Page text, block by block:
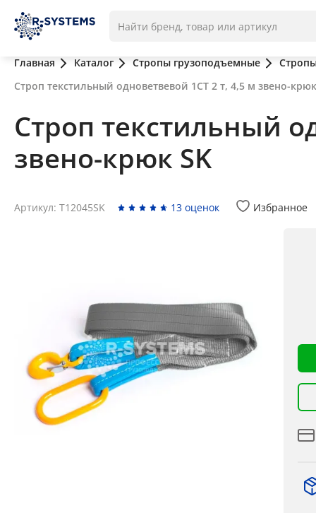
Главная Каталог Стропы грузоподъемные
Строп текстильный одноветвевой 1СТ 2 т, 4,5 м звено-
Строп текстильный
звено-крюк SK
Артикул: T12045SK 13 оценок Избранное